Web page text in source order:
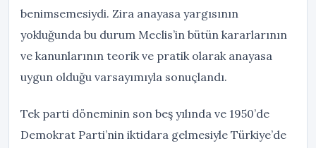
benimsemesiydi. Zira anayasa yargısının
yokluğunda bu durum Meclis’in bütün kararlarının
ve kanunlarının teorik ve pratik olarak anayasa
uygun olduğu varsayımıyla sonuçlandı.
Tek parti döneminin son beş yılında ve 1950’de
Demokrat Parti’nin iktidara gelmesiyle Türkiye’de